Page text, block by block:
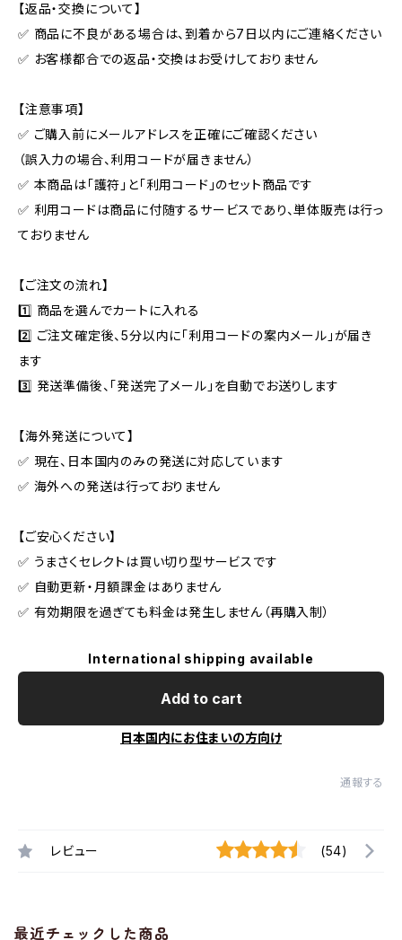
【返品・交換について】
✅ 商品に不良がある場合は、到着から7日以内にご連絡ください
✅ お客様都合での返品・交換はお受けしておりません
【注意事項】
✅ ご購入前にメールアドレスを正確にご確認ください
（誤入力の場合、利用コードが届きません）
✅ 本商品は「護符」と「利用コード」のセット商品です
✅ 利用コードは商品に付随するサービスであり、単体販売は行っ
ておりません
【ご注文の流れ】
1️⃣ 商品を選んでカートに入れる
2️⃣ ご注文確定後、5分以内に「利用コードの案内メール」が届き
ます
3️⃣ 発送準備後、「発送完了メール」を自動でお送りします
【海外発送について】
✅ 現在、日本国内のみの発送に対応しています
✅ 海外への発送は行っておりません
【ご安心ください】
✅ うまさくセレクトは買い切り型サービスです
✅ 自動更新・月額課金はありません
✅ 有効期限を過ぎても料金は発生しません（再購入制）
International shipping available
Add to cart
日本国内にお住まいの方向け
通報する
レビュー (54)
最近チェックした商品